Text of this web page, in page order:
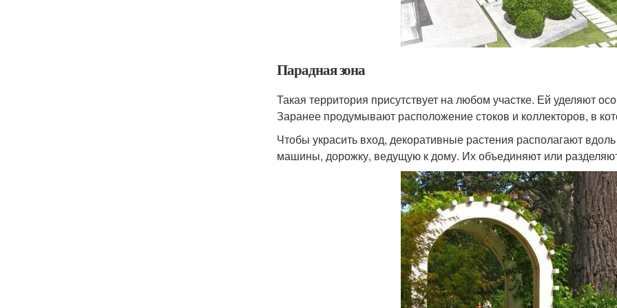
Парадная зона
Такая территория присутствует на любом участке. Ей уделяют
Заранее продумывают расположение стоков и коллекторов, в
Чтобы украсить вход, декоративные растения располагают
машины, дорожку, ведущую к дому. Их объединяют или